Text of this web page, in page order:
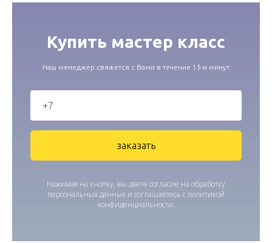
Купить мастер класс
Наш менеджер свяжется с Вами в течение 15-и минут
заказать
Нажимая на кнопку, вы даете согласие на обработку
персональных данных и соглашаетесь c политикой
конфиденциальности.